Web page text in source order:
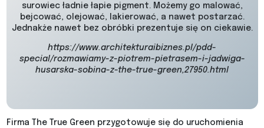
surowiec ładnie łapie pigment. Możemy go malować,
bejcować, olejować, lakierować, a nawet postarzać.
Jednakże nawet bez obróbki prezentuje się on ciekawie.
https://www.architekturaibiznes.pl/pdd-
special/rozmawiamy-z-piotrem-pietrasem-i-jadwiga-
husarska-sobina-z-the-true-green,27950.html
Firma The True Green przygotowuje się do uruchomienia